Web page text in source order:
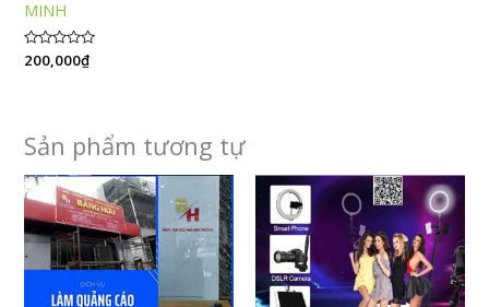
MINH
Được
xếp
200,000₫
Sản phẩm tương tự